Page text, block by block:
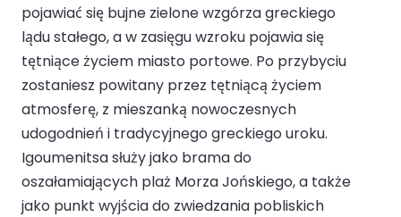
pojawiać się bujne zielone wzgórza greckiego
lądu stałego, a w zasięgu wzroku pojawia się
tętniące życiem miasto portowe. Po przybyciu
zostaniesz powitany przez tętniącą życiem
atmosferę, z mieszanką nowoczesnych
udogodnień i tradycyjnego greckiego uroku.
Igoumenitsa służy jako brama do
oszałamiających plaż Morza Jońskiego, a także
jako punkt wyjścia do zwiedzania pobliskich